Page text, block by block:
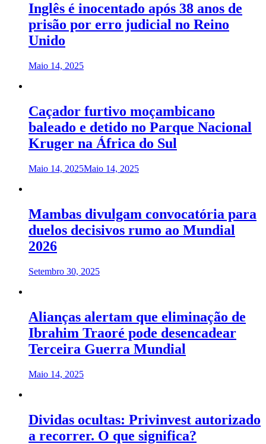
Inglês é inocentado após 38 anos de
prisão por erro judicial no Reino
Unido
Maio 14, 2025
Caçador furtivo moçambicano
baleado e detido no Parque Nacional
Kruger na África do Sul
Maio 14, 2025Maio 14, 2025
Mambas divulgam convocatória para
duelos decisivos rumo ao Mundial
2026
Setembro 30, 2025
Alianças alertam que eliminação de
Ibrahim Traoré pode desencadear
Terceira Guerra Mundial
Maio 14, 2025
Dividas ocultas: Privinvest autorizado
a recorrer. O que significa?